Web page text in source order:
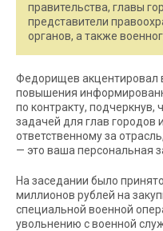
правительства, главы
представители
органов, а также
Федорищев акцентировал
повышения
по контракту, подчеркнув,
задачей для глав городов
ответственному за
— это ваша персональная
На заседании было
миллионов рублей на
специальной военной
увольнению с военной